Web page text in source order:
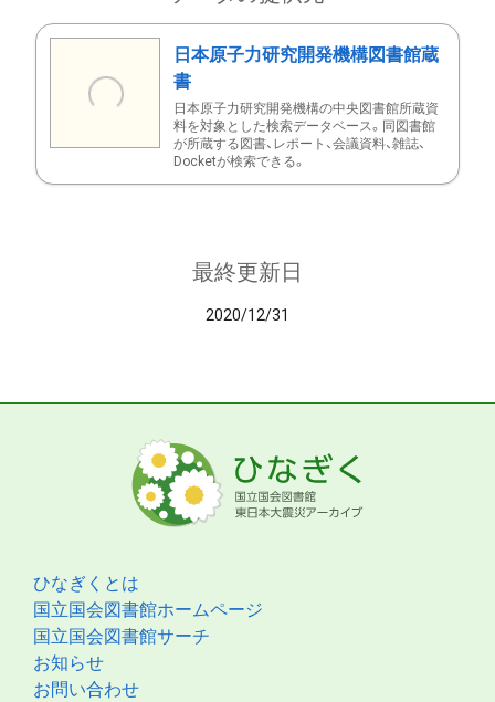
日本原子力研究開発機構図書館蔵
書
日本原子力研究開発機構の中央図書館所蔵資
料を対象とした検索データベース。同図書館
が所蔵する図書、レポート、会議資料、雑誌、
Docketが検索できる。
最終更新日
2020/12/31
ひなぎくとは
国立国会図書館ホームページ
国立国会図書館サーチ
お知らせ
お問い合わせ